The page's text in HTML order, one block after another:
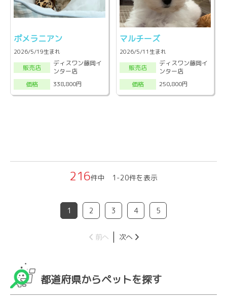
ポメラニアン
2026/5/19生まれ
販売店
ディスワン藤岡イ
ンター店
価格
338,800円
マルチーズ
2026/5/11生まれ
販売店
ディスワン藤岡イ
ンター店
価格
250,800円
216件中 1-20件を表示
1 2 3 4 5
前へ 次へ
都道府県からペットを探す